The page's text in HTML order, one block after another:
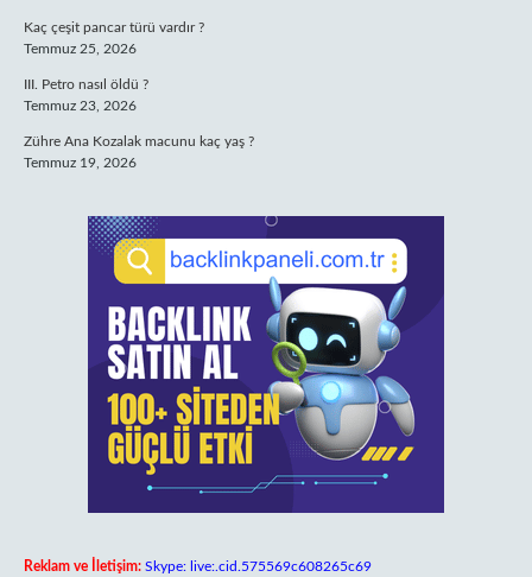
Kaç çeşit pancar türü vardır ?
Temmuz 25, 2026
III. Petro nasıl öldü ?
Temmuz 23, 2026
Zühre Ana Kozalak macunu kaç yaş ?
Temmuz 19, 2026
Reklam ve İletişim: Skype: live:.cid.575569c608265c69